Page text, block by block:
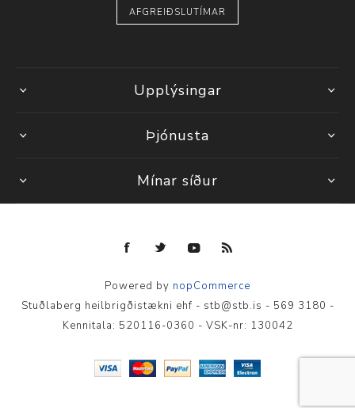
AFGREIÐSLUTÍMAR
Upplýsingar
Þjónusta
Mínar síður
Powered by nopCommerce
Stuðlaberg heilbrigðistækni ehf - stb@stb.is - 569 3180 -
Kennitala: 520116-0360 - VSK-nr: 130042